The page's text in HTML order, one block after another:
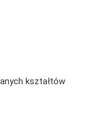
kształtów